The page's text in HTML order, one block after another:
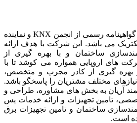
خانه هوشمند آریان دارای گواهینامه رسمی از انجمن KNX و نماینده
می باشد. این شرکت با هدف ارائه
ساختمان و با بهره گیری از
های اروپایی همواره می کوشد تا با
و بهره گیری از کادر مجرب و متخصص،
مختلف مشتریان را پاسخگو باشد.
آریان به بخش های مشاوره، طراحی و
تامین تجهیزات و ارائه خدمات پس
ساختمان و تامین تجهیزات برق
است.